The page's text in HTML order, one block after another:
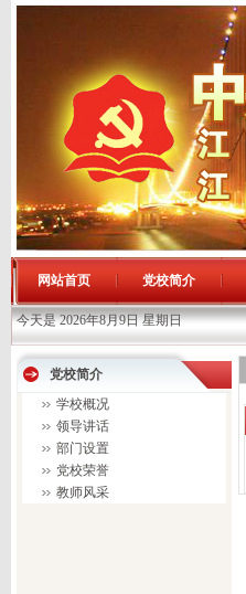
网站首页 党校简介
今天是 2026年8月9日 星期日
党校简介
学校概况
领导讲话
部门设置
党校荣誉
教师风采